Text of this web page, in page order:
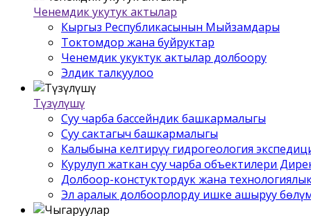
Ченемдик укутук актылар
Кыргыз Республикасынын Мыйзамдары
Токтомдор жана буйруктар
Ченемдик укуктук актылар долбоору
Элдик талкуулоо
Түзүлүшү
Суу чарба бассейндик башкармалыгы
Суу сактагыч башкармалыгы
Калыбына келтирүү гидрогеология
Курулуп жаткан суу чарба объектилери
Долбоор-констуктордук жана
Эл аралык долбоорлорду ишке ашыруу